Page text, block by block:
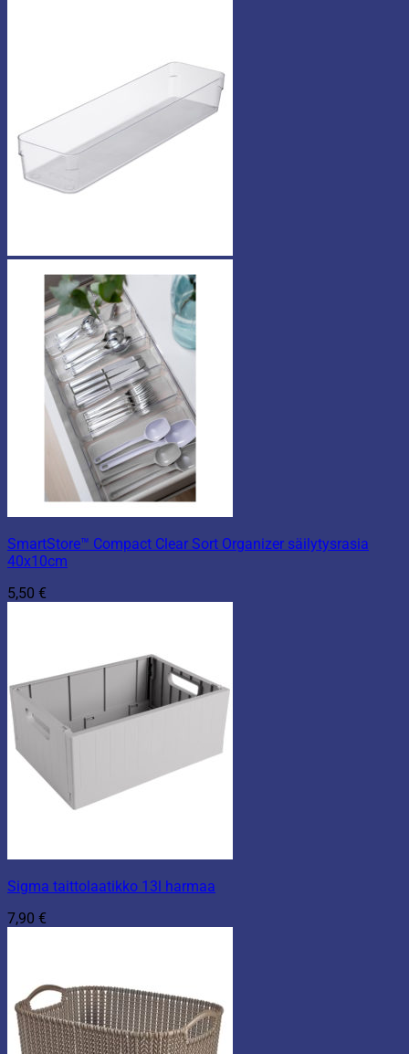
SmartStore™ Compact Clear Sort Organizer säilytysrasia
40x10cm
5,50 €
Sigma taittolaatikko 13l harmaa
7,90 €